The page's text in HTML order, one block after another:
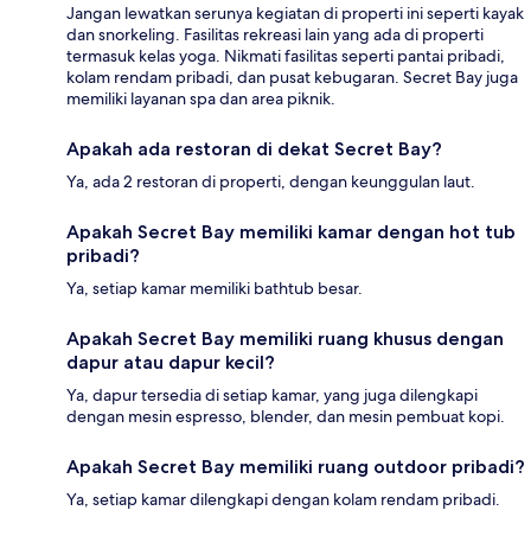
Jangan lewatkan serunya kegiatan di properti ini seperti kayak
dan snorkeling. Fasilitas rekreasi lain yang ada di properti
termasuk kelas yoga. Nikmati fasilitas seperti pantai pribadi,
kolam rendam pribadi, dan pusat kebugaran. Secret Bay juga
memiliki layanan spa dan area piknik.
Apakah ada restoran di dekat Secret Bay?
Ya, ada 2 restoran di properti, dengan keunggulan laut.
Apakah Secret Bay memiliki kamar dengan hot tub
pribadi?
Ya, setiap kamar memiliki bathtub besar.
Apakah Secret Bay memiliki ruang khusus dengan
dapur atau dapur kecil?
Ya, dapur tersedia di setiap kamar, yang juga dilengkapi
dengan mesin espresso, blender, dan mesin pembuat kopi.
Apakah Secret Bay memiliki ruang outdoor pribadi?
Ya, setiap kamar dilengkapi dengan kolam rendam pribadi.